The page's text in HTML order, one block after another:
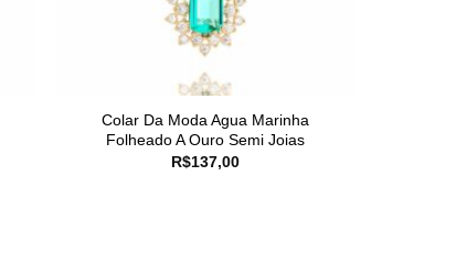
Colar Da Moda Agua Marinha
Folheado A Ouro Semi Joias
R$137,00